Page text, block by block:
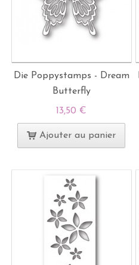
Die Poppystamps - Dream
Butterfly
13,50 €
Ajouter au panier